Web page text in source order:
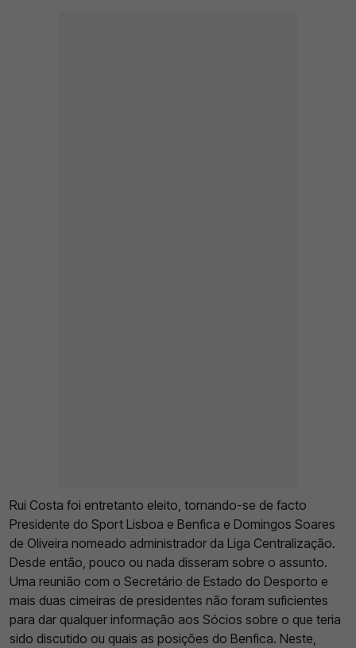
Rui Costa foi entretanto eleito, tornando-se de facto
Presidente do Sport Lisboa e Benfica e Domingos Soares
de Oliveira nomeado administrador da Liga Centralização.
Desde então, pouco ou nada disseram sobre o assunto.
Uma reunião com o Secretário de Estado do Desporto e
mais duas cimeiras de presidentes não foram suficientes
para dar qualquer informação aos Sócios sobre o que teria
sido discutido ou quais as posições do Benfica. Neste,